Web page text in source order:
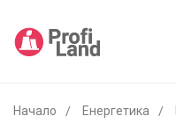
Начало Енергетика